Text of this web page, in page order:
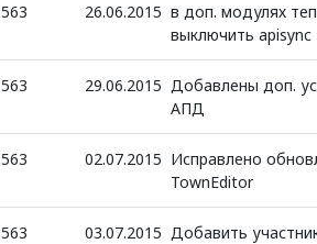
563 26.06.2015 в доп. модулях
выключить apisync
563 29.06.2015 Добавлены доп.
АПД
563 02.07.2015 Исправлено
TownEditor
563 03.07.2015 Добавить